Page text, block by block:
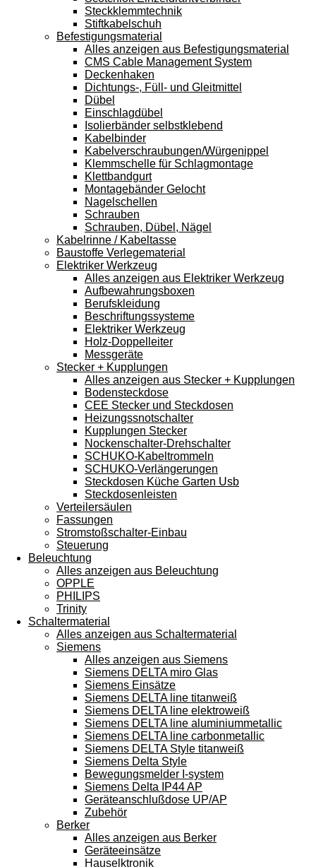
Steckklemmtechnik
Stiftkabelschuh
Befestigungsmaterial
Alles anzeigen aus Befestigungsmaterial
CMS Cable Management System
Deckenhaken
Dichtungs-, Füll- und Gleitmittel
Dübel
Einschlagdübel
Isolierbänder selbstklebend
Kabelbinder
Kabelverschraubungen/Würgenippel
Klemmschelle für Schlagmontage
Klettbandgurt
Montagebänder Gelocht
Nagelschellen
Schrauben
Schrauben, Dübel, Nägel
Kabelrinne / Kabeltasse
Baustoffe Verlegematerial
Elektriker Werkzeug
Alles anzeigen aus Elektriker Werkzeug
Aufbewahrungsboxen
Berufskleidung
Beschriftungssysteme
Elektriker Werkzeug
Holz-Doppelleiter
Messgeräte
Stecker + Kupplungen
Alles anzeigen aus Stecker + Kupplungen
Bodensteckdose
CEE Stecker und Steckdosen
Heizungssnotschalter
Kupplungen Stecker
Nockenschalter-Drehschalter
SCHUKO-Kabeltrommeln
SCHUKO-Verlängerungen
Steckdosen Küche Garten Usb
Steckdosenleisten
Verteilersäulen
Fassungen
Stromstoßschalter-Einbau
Steuerung
Beleuchtung
Alles anzeigen aus Beleuchtung
OPPLE
PHILIPS
Trinity
Schaltermaterial
Alles anzeigen aus Schaltermaterial
Siemens
Alles anzeigen aus Siemens
Siemens DELTA miro Glas
Siemens Einsätze
Siemens DELTA line titanweiß
Siemens DELTA line elektroweiß
Siemens DELTA line aluminiummetallic
Siemens DELTA line carbonmetallic
Siemens DELTA Style titanweiß
Siemens Delta Style
Bewegungsmelder I-system
Siemens Delta IP44 AP
Geräteanschlußdose UP/AP
Zubehör
Berker
Alles anzeigen aus Berker
Geräteeinsätze
Hauselktronik